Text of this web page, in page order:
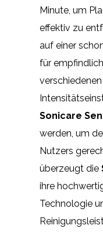
Minute, um
effektiv zu
auf einer
für
Sonicare
werden, um
Nutzers
überzeugt die
ihre
Technologie